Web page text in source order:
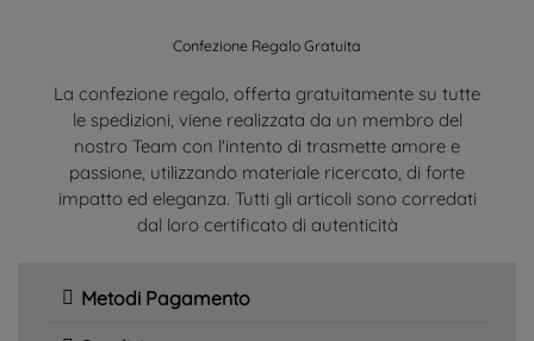
Confezione Regalo Gratuita
La confezione regalo, offerta gratuitamente su tutte
le spedizioni, viene realizzata da un membro del
nostro Team con l'intento di trasmette amore e
passione, utilizzando materiale ricercato, di forte
impatto ed eleganza. Tutti gli articoli sono corredati
dal loro certificato di autenticità
Metodi Pagamento